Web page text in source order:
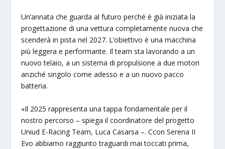
Un’annata che guarda al futuro perché è già iniziata la
progettazione di una vettura completamente nuova che
scenderà in pista nel 2027. L’obiettivo è una macchina
più leggera e performante. Il team sta lavorando a un
nuovo telaio, a un sistema di propulsione a due motori
anziché singolo come adesso e a un nuovo pacco
batteria.
«Il 2025 rappresenta una tappa fondamentale per il
nostro percorso – spiega il coordinatore del progetto
Uniud E-Racing Team, Luca Casarsa –. Ccon Serena II
Evo abbiamo raggiunto traguardi mai toccati prima,